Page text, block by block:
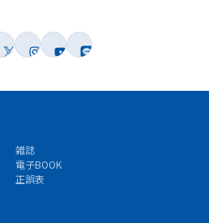
雑誌
電子BOOK
正誤表